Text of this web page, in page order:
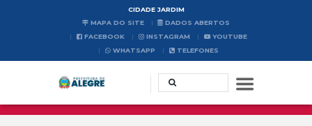
CIDADE JARDIM
MAPA DO SITE
DADOS ABERTOS
FACEBOOK
INSTAGRAM
YOUTUBE
WHATSAPP
TELEFONES